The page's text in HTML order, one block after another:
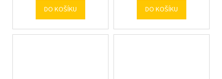
DO KOŠÍKU DO KOŠÍKU